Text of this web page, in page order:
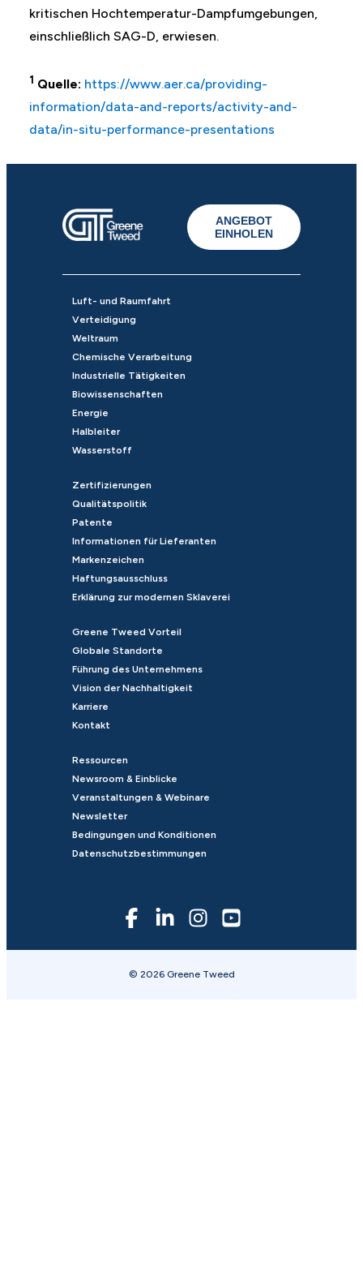
kritischen Hochtemperatur-Dampfumgebungen,
einschließlich SAG-D, erwiesen.
1 Quelle: https://www.aer.ca/providing-
information/data-and-reports/activity-and-
data/in-situ-performance-presentations
ANGEBOT
EINHOLEN
Luft- und Raumfahrt
Verteidigung
Weltraum
Chemische Verarbeitung
Industrielle Tätigkeiten
Biowissenschaften
Energie
Halbleiter
Wasserstoff
Zertifizierungen
Qualitätspolitik
Patente
Informationen für Lieferanten
Markenzeichen
Haftungsausschluss
Erklärung zur modernen Sklaverei
Greene Tweed Vorteil
Globale Standorte
Führung des Unternehmens
Vision der Nachhaltigkeit
Karriere
Kontakt
Ressourcen
Newsroom & Einblicke
Veranstaltungen & Webinare
Newsletter
Bedingungen und Konditionen
Datenschutzbestimmungen
© 2026 Greene Tweed